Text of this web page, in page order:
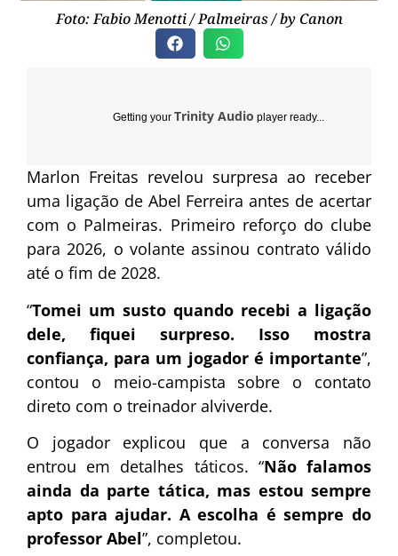
Foto: Fabio Menotti / Palmeiras / by Canon
Getting your Trinity Audio player ready...
Marlon Freitas revelou surpresa ao receber
uma ligação de Abel Ferreira antes de acertar
com o Palmeiras. Primeiro reforço do clube
para 2026, o volante assinou contrato válido
até o fim de 2028.
“Tomei um susto quando recebi a ligação
dele, fiquei surpreso. Isso mostra
confiança, para um jogador é importante”,
contou o meio-campista sobre o contato
direto com o treinador alviverde.
O jogador explicou que a conversa não
entrou em detalhes táticos. “Não falamos
ainda da parte tática, mas estou sempre
apto para ajudar. A escolha é sempre do
professor Abel”, completou.